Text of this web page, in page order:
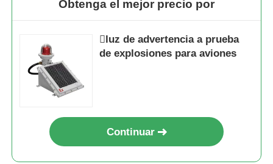
Obtenga el mejor precio por
luz de advertencia a prueba
de explosiones para aviones
Continuar